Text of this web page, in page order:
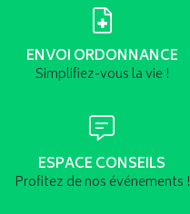
ENVOI ORDONNANCE
Simplifiez-vous la vie !
ESPACE CONSEILS
Profitez de nos événements !